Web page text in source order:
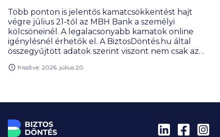
Több ponton is jelentős kamatcsökkentést hajt
végre július 21-től az MBH Bank a személyi
kölcsöneinél. A legalacsonyabb kamatok online
igénylésnél érhetők el. A BiztosDöntés.hu által
összegyűjtött adatok szerint viszont nem csak az
a pénztintézet.
frissítve: 2026. július 20.